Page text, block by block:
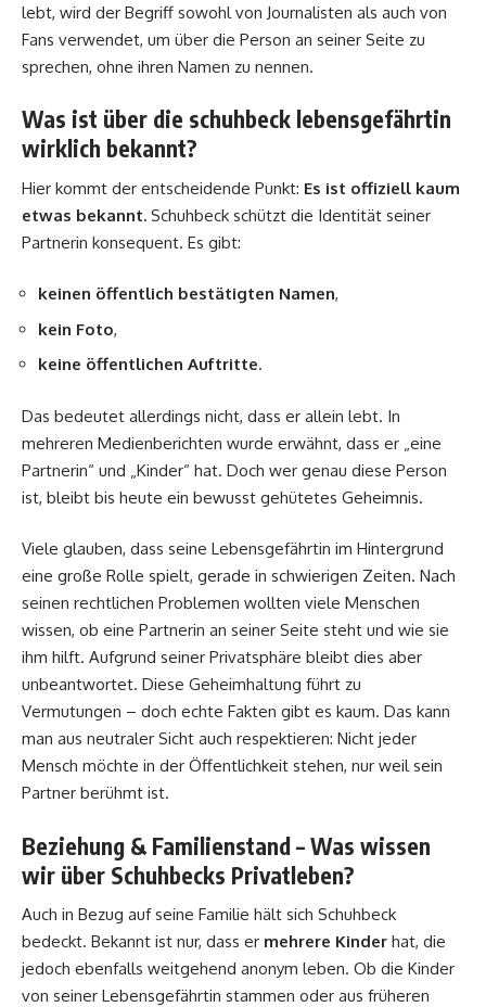
lebt, wird der Begriff sowohl von Journalisten als auch von
Fans verwendet, um über die Person an seiner Seite zu
sprechen, ohne ihren Namen zu nennen.
Was ist über die schuhbeck lebensgefährtin
wirklich bekannt?
Hier kommt der entscheidende Punkt: Es ist offiziell kaum
etwas bekannt. Schuhbeck schützt die Identität seiner
Partnerin konsequent. Es gibt:
keinen öffentlich bestätigten Namen,
kein Foto,
keine öffentlichen Auftritte.
Das bedeutet allerdings nicht, dass er allein lebt. In
mehreren Medienberichten wurde erwähnt, dass er „eine
Partnerin“ und „Kinder“ hat. Doch wer genau diese Person
ist, bleibt bis heute ein bewusst gehütetes Geheimnis.
Viele glauben, dass seine Lebensgefährtin im Hintergrund
eine große Rolle spielt, gerade in schwierigen Zeiten. Nach
seinen rechtlichen Problemen wollten viele Menschen
wissen, ob eine Partnerin an seiner Seite steht und wie sie
ihm hilft. Aufgrund seiner Privatsphäre bleibt dies aber
unbeantwortet. Diese Geheimhaltung führt zu
Vermutungen – doch echte Fakten gibt es kaum. Das kann
man aus neutraler Sicht auch respektieren: Nicht jeder
Mensch möchte in der Öffentlichkeit stehen, nur weil sein
Partner berühmt ist.
Beziehung & Familienstand – Was wissen
wir über Schuhbecks Privatleben?
Auch in Bezug auf seine Familie hält sich Schuhbeck
bedeckt. Bekannt ist nur, dass er mehrere Kinder hat, die
jedoch ebenfalls weitgehend anonym leben. Ob die Kinder
von seiner Lebensgefährtin stammen oder aus früheren